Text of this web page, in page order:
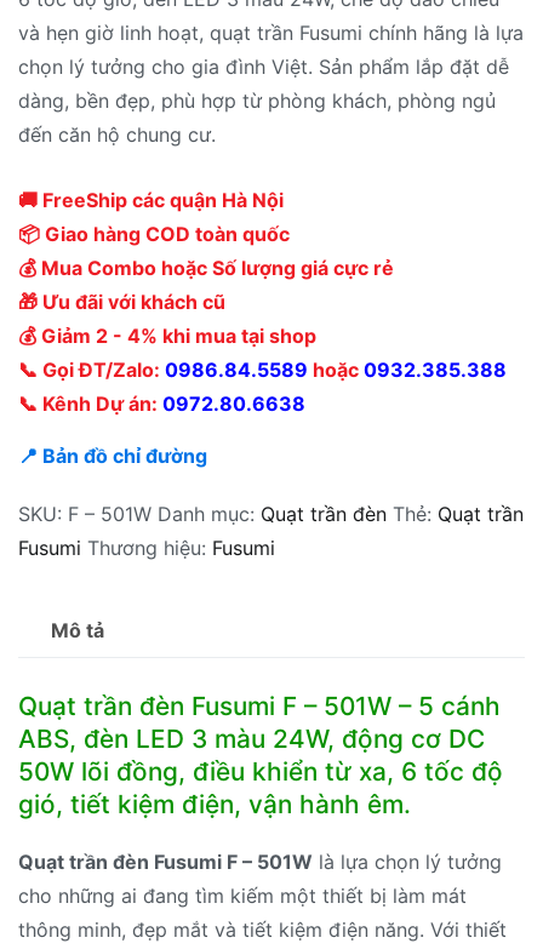
và hẹn giờ linh hoạt, quạt trần Fusumi chính hãng là lựa
chọn lý tưởng cho gia đình Việt. Sản phẩm lắp đặt dễ
dàng, bền đẹp, phù hợp từ phòng khách, phòng ngủ
đến căn hộ chung cư.
🚚 FreeShip các quận Hà Nội
📦 Giao hàng COD toàn quốc
💰 Mua Combo hoặc Số lượng giá cực rẻ
🎁 Ưu đãi với khách cũ
💰 Giảm 2 - 4% khi mua tại shop
📞 Gọi ĐT/Zalo: 0986.84.5589 hoặc 0932.385.388
📞 Kênh Dự án: 0972.80.6638
📍 Bản đồ chỉ đường
SKU: F – 501W Danh mục: Quạt trần đèn Thẻ: Quạt trần
Fusumi Thương hiệu: Fusumi
Mô tả
Quạt trần đèn Fusumi F – 501W – 5 cánh
ABS, đèn LED 3 màu 24W, động cơ DC
50W lõi đồng, điều khiển từ xa, 6 tốc độ
gió, tiết kiệm điện, vận hành êm.
Quạt trần đèn Fusumi F – 501W là lựa chọn lý tưởng
cho những ai đang tìm kiếm một thiết bị làm mát
thông minh, đẹp mắt và tiết kiệm điện năng. Với thiết